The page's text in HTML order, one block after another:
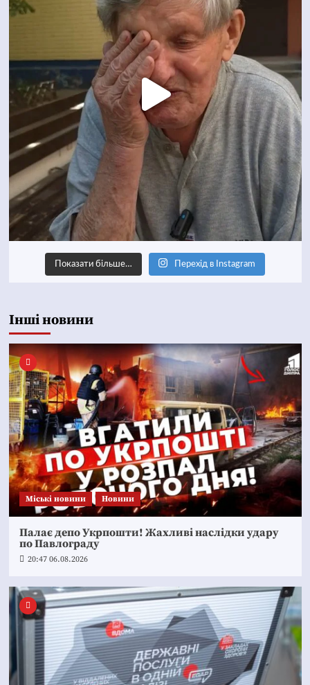
Показати більше… Перехід в Instagram
Інші новини
Mіські новини Новини
Палає депо Укрпошти! Жахливі наслідки удару
по Павлограду
20:47 06.08.2026